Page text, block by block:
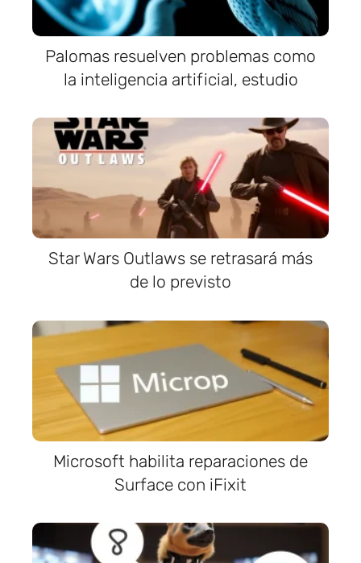
Palomas resuelven problemas como
la inteligencia artificial, estudio
Star Wars Outlaws se retrasará más
de lo previsto
Microsoft habilita reparaciones de
Surface con iFixit